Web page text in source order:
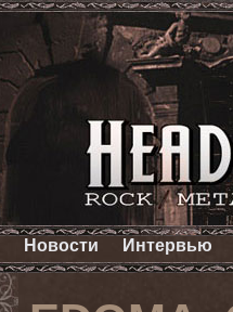
Новости Интервью